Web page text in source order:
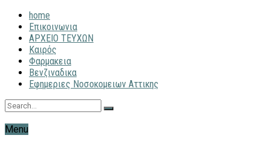
home
Επικοινωνια
ΑΡΧΕΙΟ ΤΕΥΧΩΝ
Καιρός
Φαρμακεια
Βενζιναδικα
Εφημεριες Νοσοκομειων Αττικης
Menu